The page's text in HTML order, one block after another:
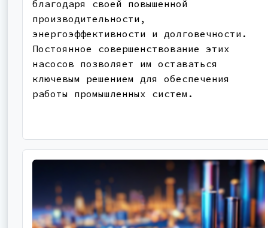
благодаря своей повышенной
производительности,
энергоэффективности и долговечности.
Постоянное совершенствование этих
насосов позволяет им оставаться
ключевым решением для обеспечения
работы промышленных систем.